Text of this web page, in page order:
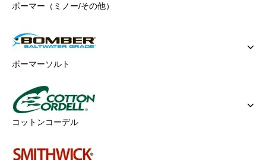
ボーマー（ミノー/その他）
ボーマーソルト
コットンコーデル